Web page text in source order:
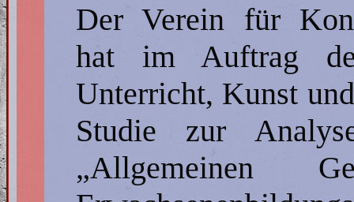
Der Verein für
hat im Auftrag
Unterricht, Kunst
Studie zur
„Allgemeinen